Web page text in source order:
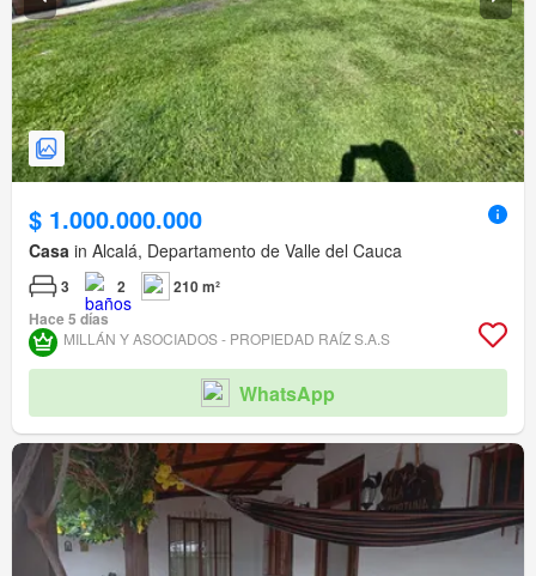
$ 1.000.000.000
Casa in Alcalá, Departamento de Valle del Cauca
3 2
210 m²
Hace 5 días
MILLÁN Y ASOCIADOS - PROPIEDAD RAÍZ S.A.S
WhatsApp